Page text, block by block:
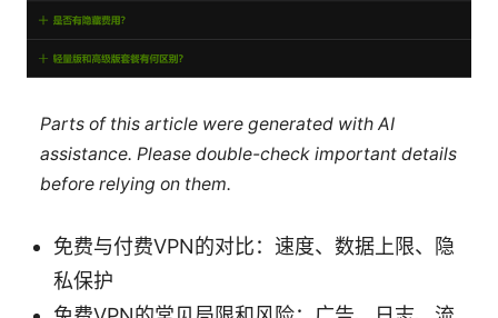
Parts of this article were generated with AI
assistance. Please double-check important details
before relying on them.
免费与付费VPN的对比：速度、数据上限、隐
私保护